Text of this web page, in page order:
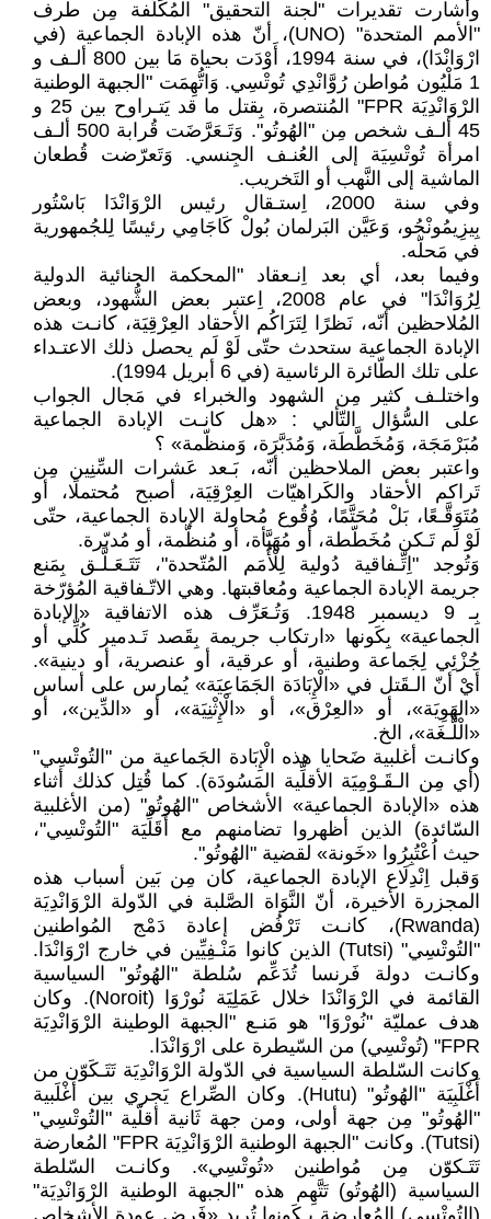
وأشارت تقديرات "لجنة التحقيق" المُكَلّفة مِن طرف
"الأمم المتحدة" (UNO)، أنّ هذه الإبادة الجماعية (في
ارْوَانْدَا)، في سنة 1994، أَوْدَت بحياة مَا بين 800 ألـف و
1 مَلْيُون مُواطن رُوَّانْدِي تُوتْسِي. وَاتُّهِمَت "الجبهة الوطنية
الرْوَانْدِيَة FPR" المُنتصرة، بِقتل ما قد يَتـراوح بين 25 و
45 ألـف شخص مِن "الهُوتُو". وَتَـعَرَّضَت قُرابة 500 ألـف
امرأة تُوتْسِيَة إلى العُنـف الجِنسي. وَتَعرّضت قُطعان
الماشية إلى النَّهب أو التَخريب.
وفي سنة 2000، اِستـقال رئيس الرْوَانْدَا بَاسْتُور
بِيزِيمُونْجُو، وَعَيَّن البَرلمان بُولْ كَاجَامِي رئيسًا لِلجُمهورية
في مَحلّه.
وفيما بعد، أي بعد اِنـعقاد "المحكمة الجنائية الدولية
لِرُوَانْدَا" في عام 2008، اِعتبر بعض الشُّهود، وبعض
المُلاحظين أنّه، نَظرًا لِتَرَاكُم الأحقاد العِرْقِيَة، كانـت هذه
الإبادة الجماعية ستحدث حتّى لَوْ لَم يحصل ذلك الاعتـداء
على تلك الطّائرة الرئاسية (في 6 أبريل 1994).
واختلـف كثير مِن الشهود والخبراء في مَجال الجواب
على السُّؤال التّألي : «هل كانـت الإبادة الجماعية
مُبَرْمَجَة، وَمُخَطَّطَة، وَمُدَبَّرَة، وَمنظّمة» ؟
واعتبر بعض الملاحظين أنّه، بَـعد عَشرات السِّنِين مِن
تَراكم الأحقاد والكَراهيّات العِرْقِيَة، أصبح مُحتملًا، أو
مُتَوَقَّـعًا، بَلْ مُحَتَّمًا، وُقُوع مُحاولة الإبادة الجماعية، حتّى
لَوْ لَم تَـكن مُخَطّطة، أو مُهَيَّأة، أو مُنظّمة، أو مُدبّرة.
وَتُوجد "اِتِّـفاقية دُولية لِلْأُمَم المُتّحدة"، تَتَـعَـلَّـق بِمَنع
جريمة الإبادة الجماعية ومُعاقبتها. وهي الاتّـفاقية المُؤرّخة
بِـ 9 ديسمبر 1948. وَتُـعَرِّف هذه الاتفاقية «الإبادة
الجماعية» بِكَونها «ارتكاب جريمة بِقَصد تَـدمير كُلِّي أو
جُزْئِي لِجَماعة وطنية، أو عرقية، أو عنصرية، أو دينية».
أَيْ أنّ الـقَتل في «الْإِبَادَة الجَمَاعِيَة» يُمارس على أساس
«الهَوِيَة»، أو «العِرْق»، أو «الْإِثْنِيَة»، أو «الدِّين»، أو
«الْلُّـغَة»، الخ.
وكانـت أغلبية ضَحايا هذه الْإِبَادة الجَماعية من "التُوتْسِي"
(أي مِن الـقَـوْمِيَة الأقلِّية المَسُودَة). كما قُتِل كذلك أثناء
هذه «الإبادة الجماعية» الأشخاص "الهُوتُو" (من الأغلبية
السّائدة) الذين أظهروا تضامنهم مع أَقَلِّيَة "التُوتْسِي"،
حيث اُعْتُبِرُوا «خَونة» لقضية "الهُوتُو".
وَقبل اِنْدِلَاع الإبادة الجماعية، كان مِن بَين أسباب هذه
المجزرة الأخيرة، أنّ النَّوَاة الصَّلبة في الدّولة الرْوَانْدِيَة
(Rwanda)، كانـت تَرْفُض إعادة دَمْج المُواطنين
"التُوتْسِي" (Tutsi) الذين كانوا مَنْـفِيِّين في خارج ارْوَانْدَا.
وكانـت دولة فَرنسا تُدَعِّم سُلطة "الهُوتُو" السياسية
القائمة في الرْوَانْدَا خلال عَمَلِيَة نُورْوَا (Noroit). وكان
هدف عمليّة "نُورْوَا" هو مَنـع "الجبهة الوطينة الرْوَانْدِيَة
FPR" (تُوتْسِي) من السّيطرة على ارْوَانْدَا.
وكانت السّلطة السياسية في الدّولة الرْوَانْدِيَة تَتَـكَوّن من
أَغْلَبِيَة "الهُوتُو" (Hutu). وكان الصِّراع يَجري بين أَغْلَبية
"الهُوتُو" مِن جهة أولى، ومن جهة ثَانية أقلّية "التُوتْسِي"
(Tutsi). وكانت "الجبهة الوطنية الرْوَانْدِيَة FPR" المُعارضة
تَتَـكوّن مِن مُواطنين «تُوتْسِي». وكانـت السّلطة
السياسية (الهُوتُو) تَتَّهِم هذه "الجبهة الوطنية الرْوَانْدِيَة"